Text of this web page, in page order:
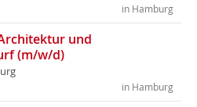
in Hamburg
und
(m/w/d)
in Hamburg